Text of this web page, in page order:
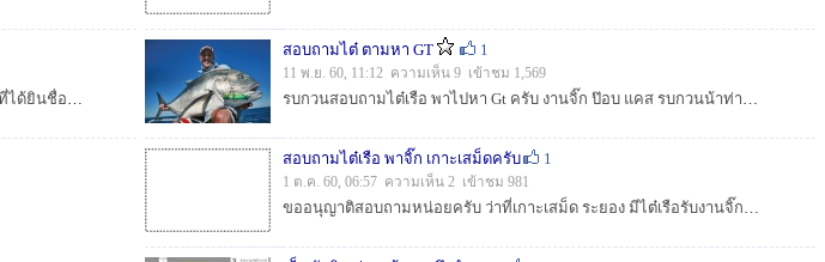
ทริปนี้ได้มีโอกาสมาพักผ่อนที่เกาะช้าง จังหวัดตราด หลังจากที่ได้ยินชื่อเสียงเรียงนามของ ไต๋ต้น แห่งบ้านสลักคอก ว่าฉมังในการหาหมายเด็ดๆ บริเวณรอบๆเกาะ...
สอบถามไต๋ ตามหา GT 1
11 พ.ย. 60, 11:12 ความเห็น 9 เข้าชม 1,569
รบกวนสอบถามไต๋เรือ พาไปหา Gt ครับ งานจิ๊ก ป๊อบ แคส รบกวนน้าท่านไหนทราบข้อมูล ช่วยแนะนำรายละเอียดหน่อยครับ...
สอบถามไต๋เรือ พาจิ๊ก เกาะเสม็ดครับ 1
1 ต.ค. 60, 06:57 ความเห็น 2 เข้าชม 981
ขออนุญาติสอบถามหน่อยครับ ว่าที่เกาะเสม็ด ระยอง มีไต๋เรือรับงานจิ๊ก แคสหมายต่างๆรอบๆเกาะมั้ยครับ น้าท่านใดทราบรบกวนหน่อยนะครับ ...